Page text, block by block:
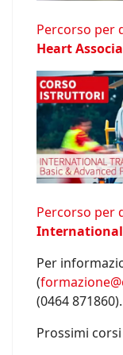
Percorso per
Heart
Percorso per
International
Per
(
(0464 871860).
Prossimi